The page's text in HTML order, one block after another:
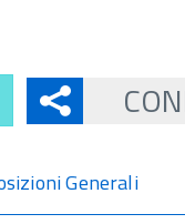
Generali